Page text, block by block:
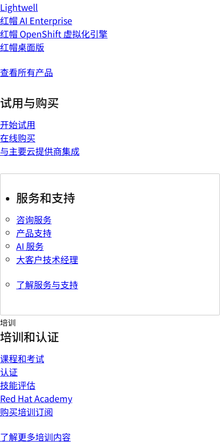
Lightwell
红帽 AI Enterprise
红帽 OpenShift 虚拟化引擎
红帽桌面版
查看所有产品
试用与购买
开始试用
在线购买
与主要云提供商集成
服务和支持
咨询服务
产品支持
AI 服务
大客户技术经理
了解服务与支持
培训
培训和认证
课程和考试
认证
技能评估
Red Hat Academy
购买培训订阅
了解更多培训内容